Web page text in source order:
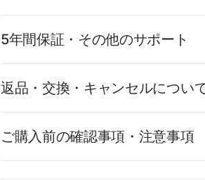
5年間保証・その他のサポート
返品・交換・キャンセルについ
ご購入前の確認事項・注意事項